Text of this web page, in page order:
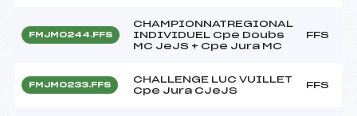
FMJM0244.FFS
CHAMPIONNATREGIONAL
INDIVIDUEL Cpe Doubs
MC JeJS + Cpe Jura MC
FFS
FMJM0233.FFS
CHALLENGE LUC VUILLET
Cpe Jura CJeJS
FFS